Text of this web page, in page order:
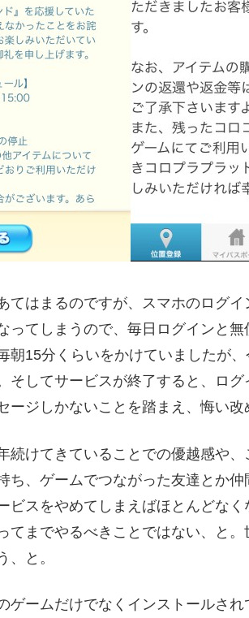
てはまるのですが、スマホのログ
ってしまうので、毎日ログインと
朝15分くらいをかけていましたが
そしてサービスが終了すると、ロ
ージしかないことを踏まえ、悔い改
続けてきていることでの優越感や
ち、ゲームでつながった友達とか
ビスをやめてしまえばほとんどな
てまでやるべきことではない、と
、と。
ゲームだけでなくインストールさ